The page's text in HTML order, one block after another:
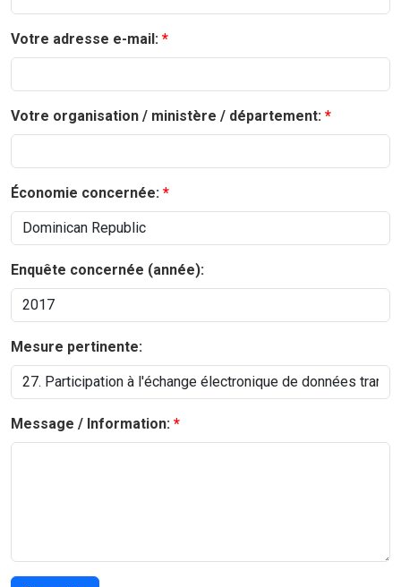
Votre adresse e-mail:
Votre organisation / ministère / département:
Économie concernée:
Enquête concernée (année):
Mesure pertinente:
Message / Information: